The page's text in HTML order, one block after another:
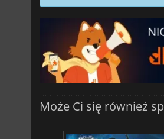
Może Ci się również